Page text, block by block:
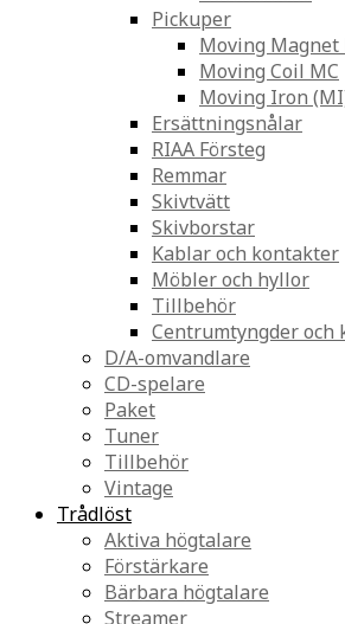
Pickuper
Moving Magnet
Moving Coil MC
Moving Iron
Ersättningsnålar
RIAA Försteg
Remmar
Skivtvätt
Skivborstar
Kablar och kontakter
Möbler och hyllor
Tillbehör
Centrumtyngder och
D/A-omvandlare
CD-spelare
Paket
Tuner
Tillbehör
Vintage
Trådlöst
Aktiva högtalare
Förstärkare
Bärbara högtalare
Streamer